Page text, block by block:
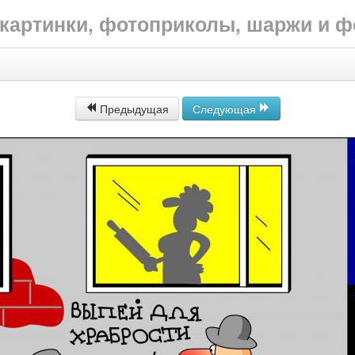
фотоприколы, шаржи и
Предыдущая Следующая